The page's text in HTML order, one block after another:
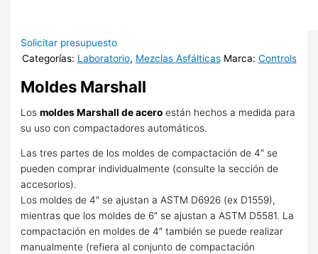
Solicitar presupuesto
Categorías: Laboratorio, Mezclas Asfálticas Marca: Controls
Moldes Marshall
Losmoldes Marshall de acero están hechos a medida para
su uso con compactadores automáticos.
Las tres partes de los moldes de compactación de 4″ se
pueden comprar individualmente (consulte la sección de
accesorios).
Los moldes de 4″ se ajustan a ASTM D6926 (ex D1559),
mientras que los moldes de 6″ se ajustan a ASTM D5581. La
compactación en moldes de 4″ también se puede realizar
manualmente (refiera al conjunto de compactación